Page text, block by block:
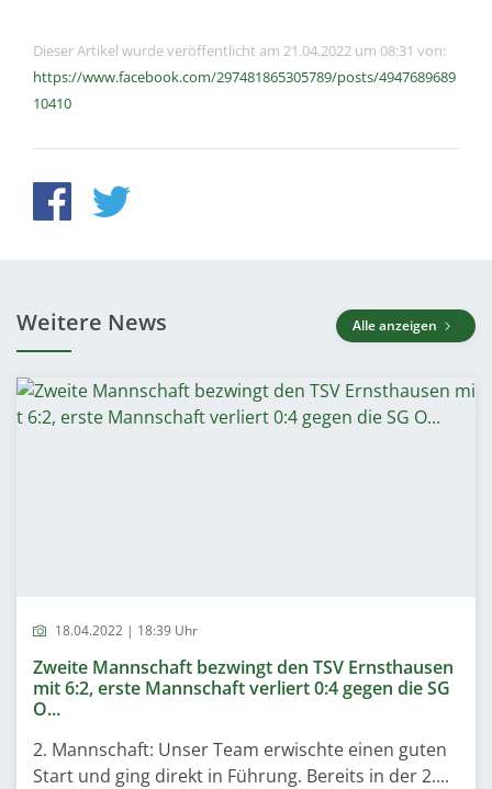
Dieser Artikel wurde veröffentlicht am 21.04.2022 um 08:31 von:
https://www.facebook.com/297481865305789/posts/4947689689
10410
Weitere News Alle anzeigen
18.04.2022 | 18:39 Uhr
Zweite Mannschaft bezwingt den TSV Ernsthausen
mit 6:2, erste Mannschaft verliert 0:4 gegen die SG
O...
2. Mannschaft: Unser Team erwischte einen guten
Start und ging direkt in Führung. Bereits in der 2....